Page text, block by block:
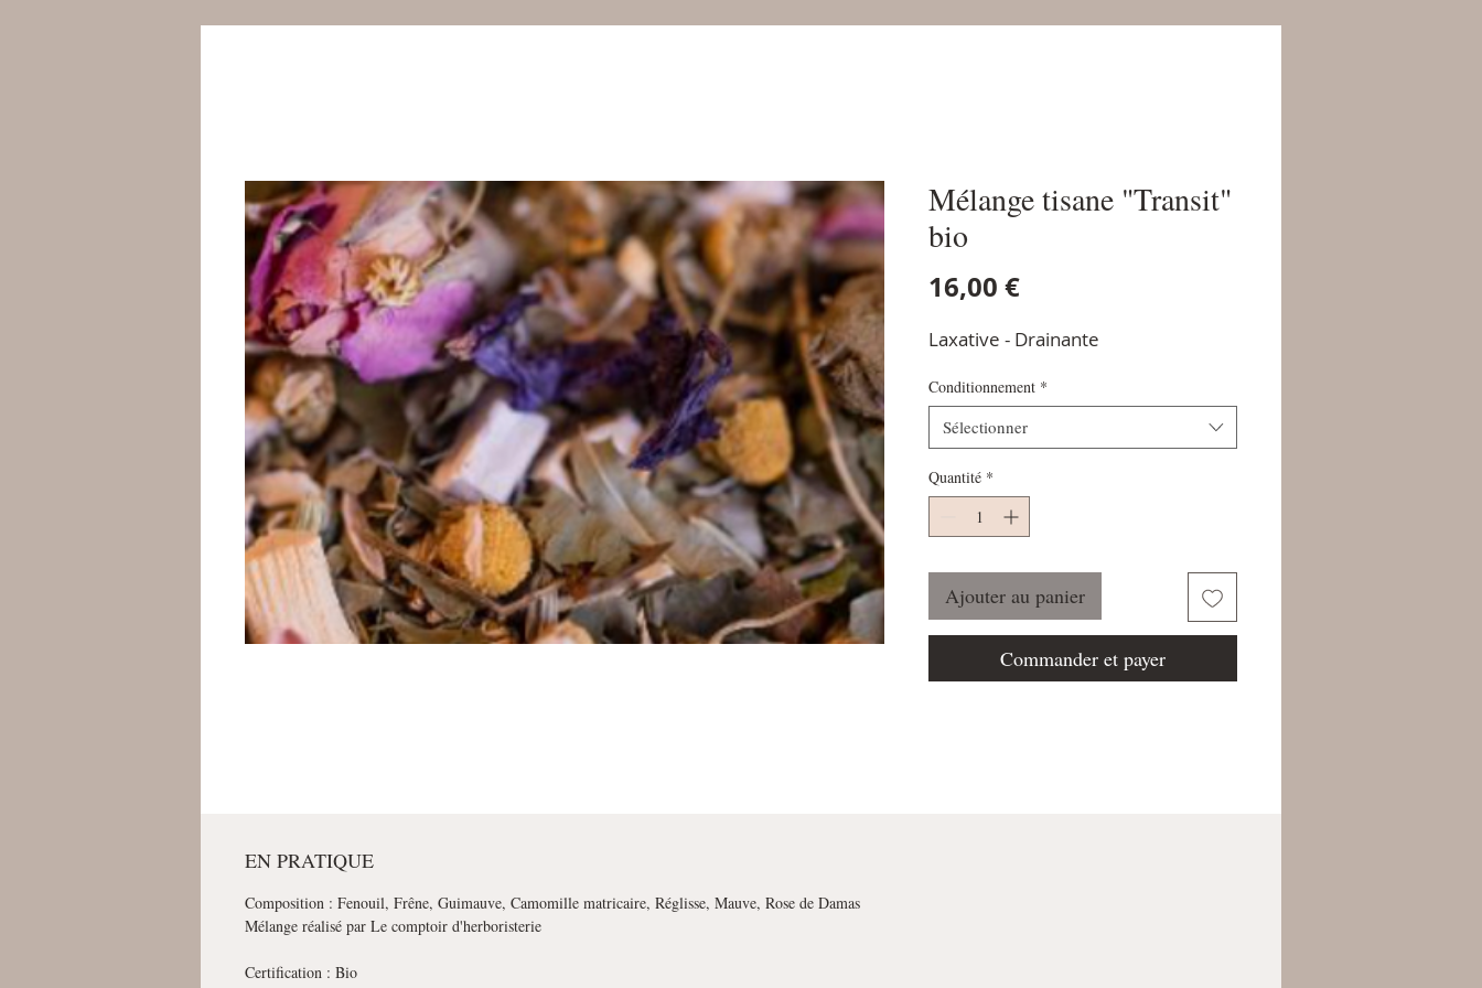
Mélange tisane "Transit"
bio
16,00 €Prix
Laxative - Drainante
Conditionnement *
Sélectionner
Quantité *
Ajouter au panier
Commander et payer
EN PRATIQUE
Composition : Fenouil, Frêne, Guimauve, Camomille matricaire, Réglisse, Mauve, Rose de Damas
Mélange réalisé par Le comptoir d'herboristerie
Certification : Bio